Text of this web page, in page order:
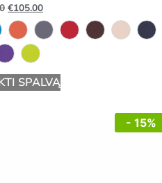
€105.00
SPALVĄ
- 15%